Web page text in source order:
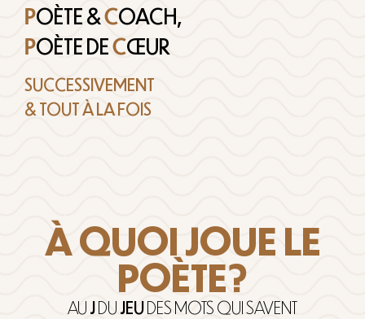
POÈTE &COACH,
POÈTE DECŒUR
SUCCESSIVEMENT
& TOUT À LA FOIS
À QUOI JOUE LE
POÈTE?
AU JDU JEUDES MOTS QUI SAVENT